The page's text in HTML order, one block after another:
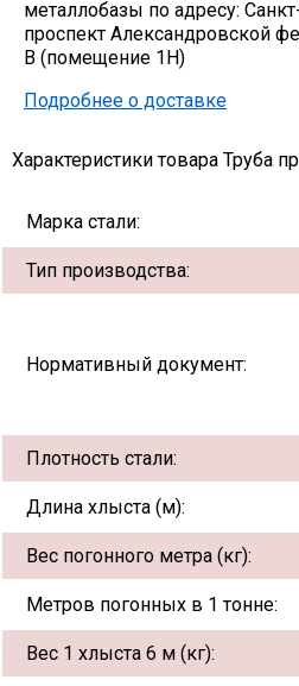
металлобазы по адресу:
проспект Александровской
В (помещение 1Н)
Подробнее о доставке
Характеристики товара Труба
Марка стали:
Тип производства:
Нормативный документ:
Плотность стали:
Длина хлыста (м):
Вес погонного метра (кг):
Метров погонных в 1 тонне:
Вес 1 хлыста 6 м (кг):